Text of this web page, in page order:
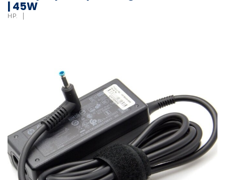
| 45W
HP.